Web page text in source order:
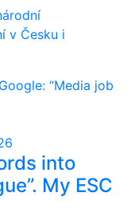
v Česku i
into
My ESC